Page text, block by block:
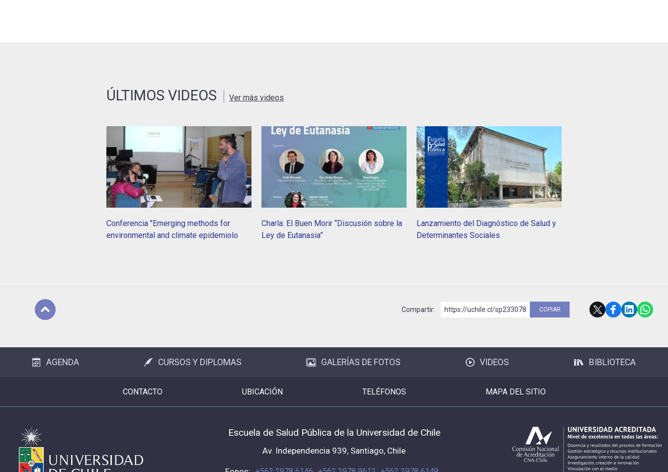
ÚLTIMOS VIDEOS Ver más videos
Conferencia "Emerging methods for
environmental and climate epidemiolo
Charla: El Buen Morir “Discusión sobre la
Ley de Eutanasia”
Lanzamiento del Diagnóstico de Salud y
Determinantes Sociales
Compartir: https://uchile.cl/sp233078 COPIAR
AGENDA CURSOS Y DIPLOMAS GALERÍAS DE FOTOS VIDEOS BIBLIOTECA
CONTACTO UBICACIÓN TELÉFONOS MAPA DEL SITIO
Escuela de Salud Pública de la Universidad de Chile
Av. Independencia 939, Santiago, Chile